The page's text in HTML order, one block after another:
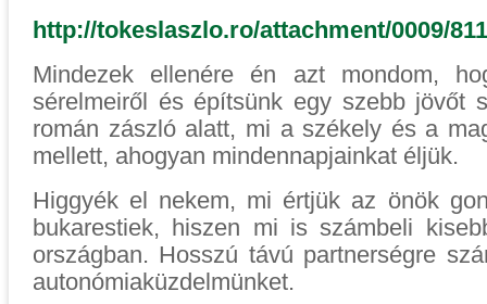
http://tokeslaszlo.ro/attachment/0009/
Mindezek ellenére én azt mondom,
sérelmeiről és építsünk egy szebb jövőt
román zászló alatt, mi a székely és a
mellett, ahogyan mindennapjainkat éljük.
Higgyék el nekem, mi értjük az önök
bukarestiek, hiszen mi is számbeli
országban. Hosszú távú partnerségre
autonómiaküzdelmünket.